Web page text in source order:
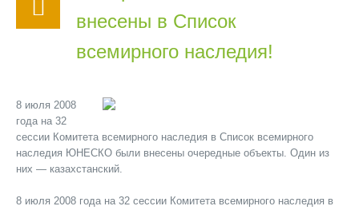
внесены в Список
всемирного наследия!
8 июля 2008
года на 32
сессии Комитета всемирного наследия в Список всемирного
наследия ЮНЕСКО были внесены очередные объекты. Один из
них — казахстанский.
8 июля 2008 года на 32 сессии Комитета всемирного наследия в